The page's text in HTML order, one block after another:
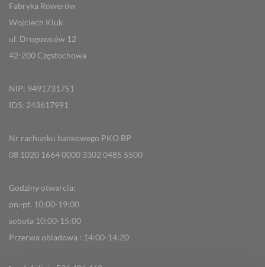
Fabryka Rowerów
Wojciech Kluk
ul. Drogowców 12
42-200 Częstochowa
NIP: 9491731751
IDS: 243617991
Nr rachunku bankowego PKO BP
08 1020 1664 0000 3302 0485 5500
Godziny otwarcia:
pn.-pt. 10:00-19:00
sobota 10:00-15:00
Przerwa obiadowa : 14:00-14:20